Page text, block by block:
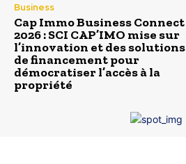
Business
Cap Immo Business Connect
2026 : SCI CAP’IMO mise sur
l’innovation et des solutions
de financement pour
démocratiser l’accès à la
propriété